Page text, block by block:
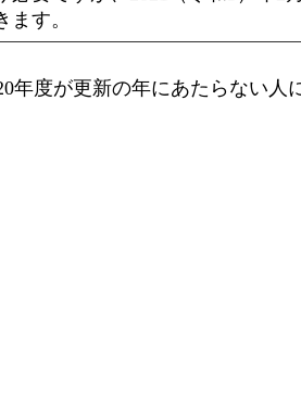
す。
度が更新の年にあたらない人